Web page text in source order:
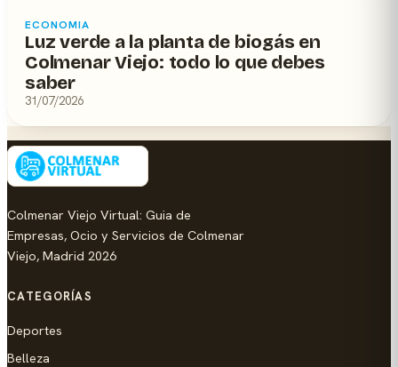
ECONOMIA
Luz verde a la planta de biogás en
Colmenar Viejo: todo lo que debes
saber
31/07/2026
Colmenar Viejo Virtual: Guia de
Empresas, Ocio y Servicios de Colmenar
Viejo, Madrid 2026
CATEGORÍAS
Deportes
Belleza